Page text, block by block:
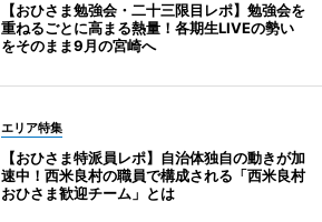
【おひさま勉強会・二十三限目レポ】勉強会を
重ねるごとに高まる熱量！各期生LIVEの勢い
をそのまま9月の宮崎へ
エリア特集
【おひさま特派員レポ】自治体独自の動きが加
速中！西米良村の職員で構成される「西米良村
おひさま歓迎チーム」とは